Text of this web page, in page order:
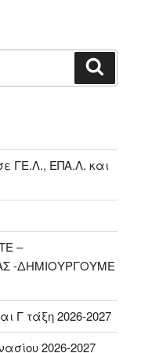
ΓΕ.Λ., ΕΠΑ.Λ. και
–
-ΔΗΜΙΟΥΡΓΟΥΜΕ
Γ τάξη 2026-2027
2026-2027